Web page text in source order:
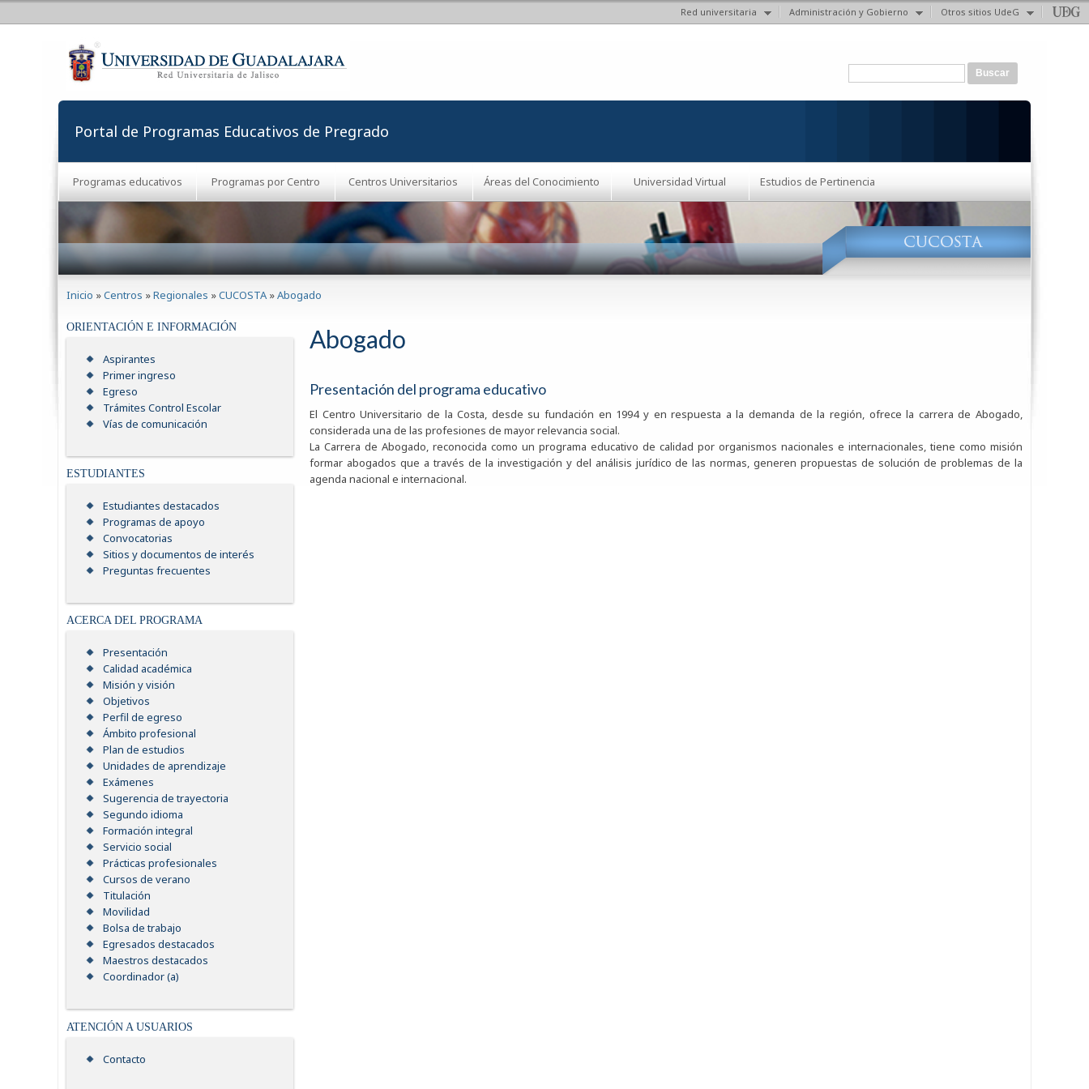
Red universitaria Administración y Gobierno Otros sitios UdeG
Formulario de búsqueda
Portal de Programas Educativos de Pregrado
Programas educativos Programas por Centro Centros Universitarios Áreas del Conocimiento Universidad Virtual Estudios de Pertinencia
Inicio »Centros »Regionales »CUCOSTA »Abogado
ORIENTACIÓN E INFORMACIÓN
Aspirantes
Primer ingreso
Egreso
Trámites Control Escolar
Vías de comunicación
ESTUDIANTES
Estudiantes destacados
Programas de apoyo
Convocatorias
Sitios y documentos de interés
Preguntas frecuentes
ACERCA DEL PROGRAMA
Presentación
Calidad académica
Misión y visión
Objetivos
Perfil de egreso
Ámbito profesional
Plan de estudios
Unidades de aprendizaje
Exámenes
Sugerencia de trayectoria
Segundo idioma
Formación integral
Servicio social
Prácticas profesionales
Cursos de verano
Titulación
Movilidad
Bolsa de trabajo
Egresados destacados
Maestros destacados
Coordinador (a)
ATENCIÓN A USUARIOS
Contacto
Abogado
Presentación del programa educativo
El Centro Universitario de la Costa, desde su fundación en 1994 y en respuesta a la demanda de la región, ofrece la carrera de Abogado,
considerada una de las profesiones de mayor relevancia social.
La Carrera de Abogado, reconocida como un programa educativo de calidad por organismos nacionales e internacionales, tiene como misión
formar abogados que a través de la investigación y del análisis jurídico de las normas, generen propuestas de solución de problemas de la
agenda nacional e internacional.